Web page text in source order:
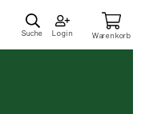
Suche Login Warenkorb